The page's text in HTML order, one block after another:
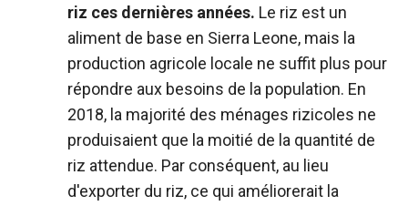
riz ces dernières années. Le riz est un
aliment de base en Sierra Leone, mais la
production agricole locale ne suffit plus pour
répondre aux besoins de la population. En
2018, la majorité des ménages rizicoles ne
produisaient que la moitié de la quantité de
riz attendue. Par conséquent, au lieu
d'exporter du riz, ce qui améliorerait la